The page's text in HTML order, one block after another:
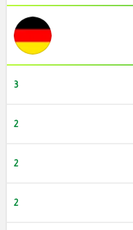
3
2
2
2